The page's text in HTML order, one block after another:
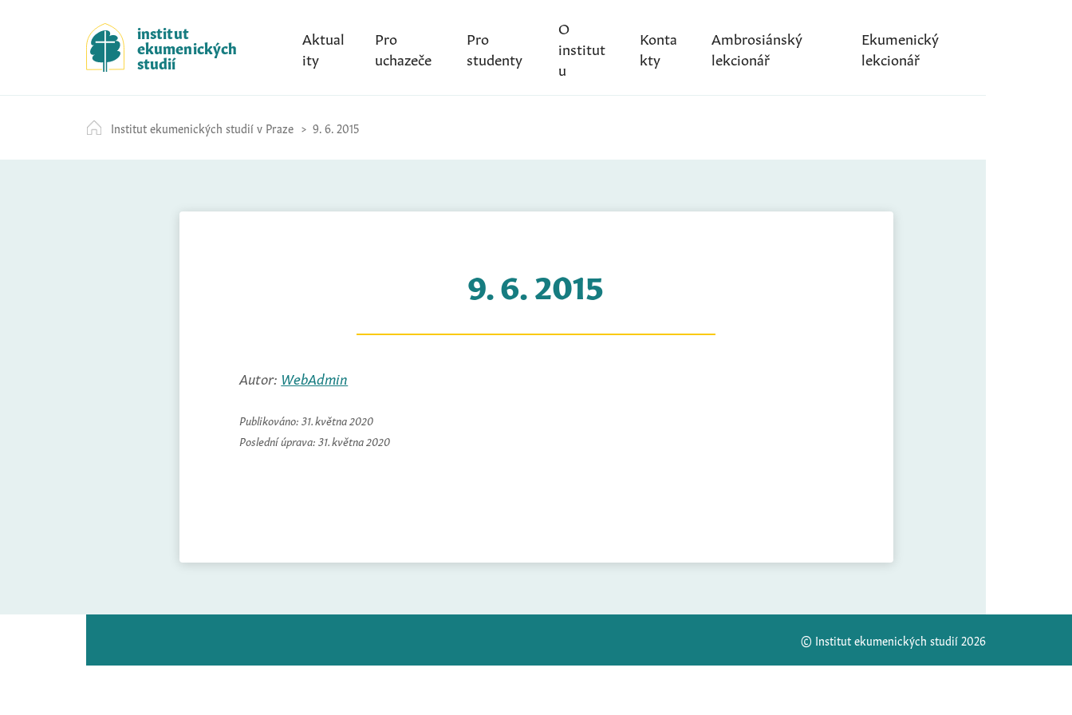
k
i
p
t
c
o
institut
ekumenických
studií
Aktual
ity
Pro
uchazeče
Pro
studenty
O
institut
u
Konta
kty
Ambrosiánský
lekcionář
Ekumenický
lekcionář
Institut ekumenických studií v Praze 9. 6. 2015
9. 6. 2015
Autor: WebAdmin
Publikováno: 31. května 2020
Poslední úprava: 31. května 2020
© Institut ekumenických studií 2026